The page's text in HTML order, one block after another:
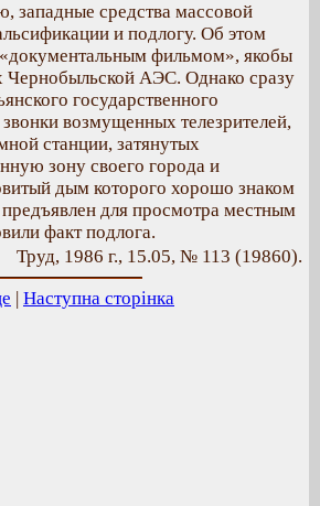
западные средства массовой
и подлогу. Об этом
«документальным фильмом», якобы
Чернобыльской АЭС. Однако сразу
государственного
возмущенных телезрителей,
станции, затянутых
зону своего города и
дым которого хорошо знаком
для просмотра местным
факт подлога.
Труд, 1986 г., 15.05, № 113 (19860).
| Наступна сторінка